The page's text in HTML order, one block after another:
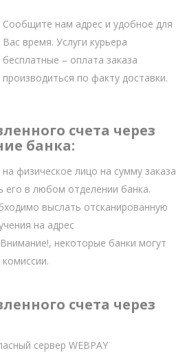
Сообщите нам адрес и удобное для
Вас время. Услуги курьера
бесплатные – оплата заказа
производиться по факту доставки.
счета через
банка:
физическое лицо на сумму заказа
в любом отделении банка.
выслать отсканированную
на адрес
некоторые банки могут
счета через
сервер WEBPAY